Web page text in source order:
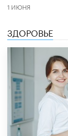
1 ИЮНЯ
ЗДОРОВЬЕ